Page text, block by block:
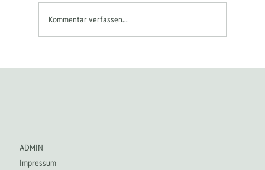
Kommentar verfassen...
ADMIN
Impressum